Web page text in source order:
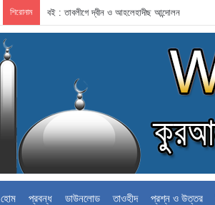
শিরোনাম বই : তাবলীগে দ্বীন ও আহলেহাদীছ আন্দোলন
হোম প্রবন্ধ ডাউনলোড তাওহীদ প্রশ্ন ও উত্তর